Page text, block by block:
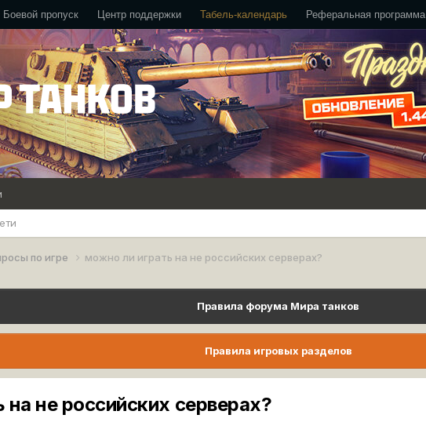
Боевой пропуск Центр поддержки Табель-календарь Реферальная программа
по игре можно ли играть на не российских серверах?
Правила форума Мира танков
Правила игровых разделов
не российских серверах?